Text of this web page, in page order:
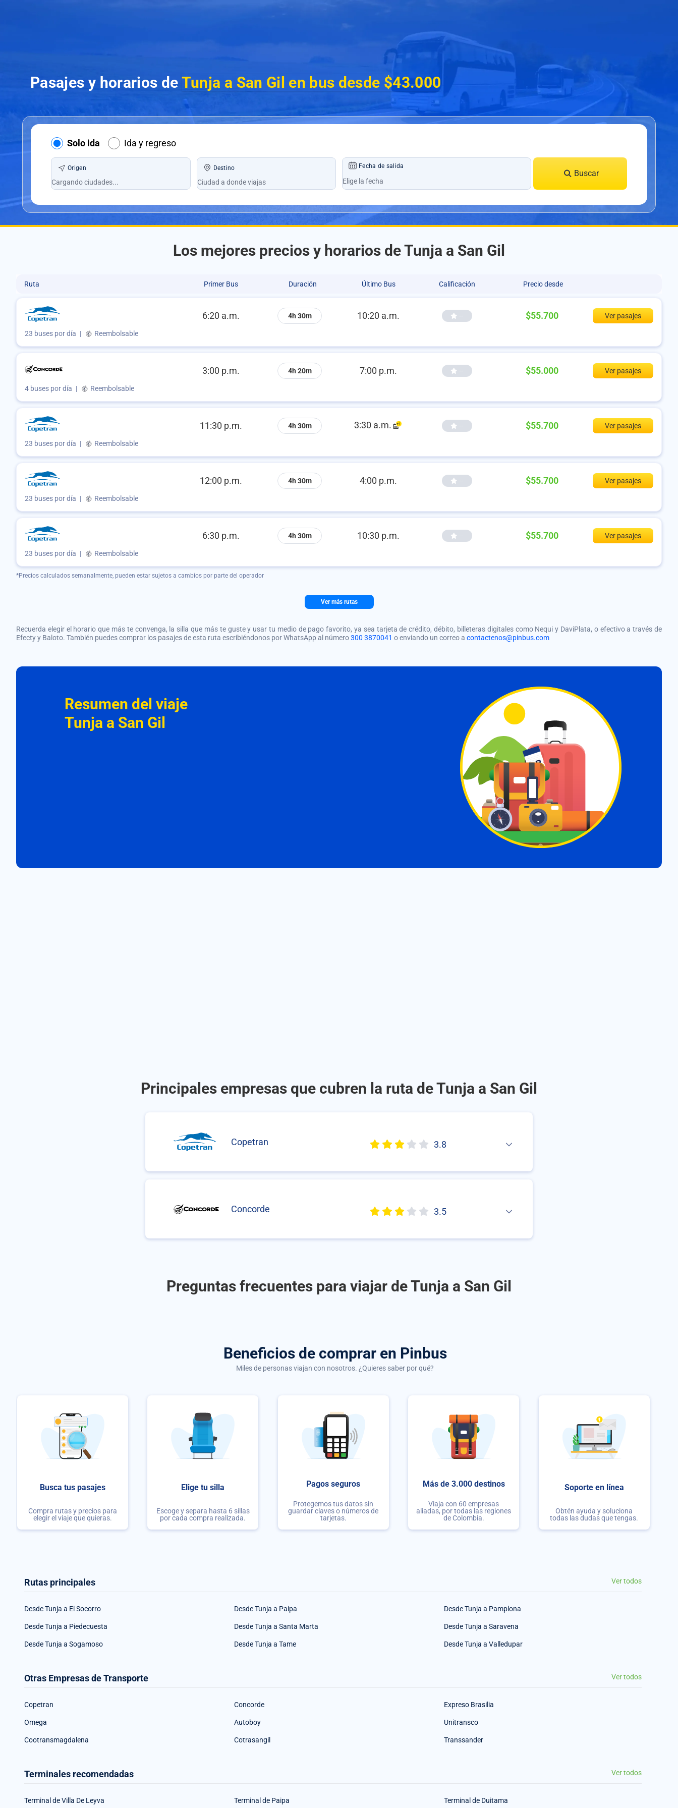
Pasajes y horarios de Tunja a San Gil en bus desde $43.000
Solo ida Ida y regreso
Origen Destino Fecha de salida
Buscar
Los mejores precios y horarios de Tunja a San Gil
Ruta Primer Bus Duración Último Bus Calificación Precio desde
6:20 a.m. 4h 30m 10:20 a.m. -- $55.700 Ver pasajes
23 buses por día | Reembolsable
3:00 p.m. 4h 20m 7:00 p.m. -- $55.000 Ver pasajes
4 buses por día | Reembolsable
11:30 p.m. 4h 30m 3:30 a.m. -- $55.700 Ver pasajes
23 buses por día | Reembolsable
12:00 p.m. 4h 30m 4:00 p.m. -- $55.700 Ver pasajes
23 buses por día | Reembolsable
6:30 p.m. 4h 30m 10:30 p.m. -- $55.700 Ver pasajes
23 buses por día | Reembolsable
*Precios calculados semanalmente, pueden estar sujetos a cambios por parte del operador
Ver más rutas
Recuerda elegir el horario que más te convenga, la silla que más te guste y usar tu medio de pago favorito, ya sea tarjeta de crédito, débito, billeteras digitales como Nequi y DaviPlata, o efectivo a través de
Efecty y Baloto. También puedes comprar los pasajes de esta ruta escribiéndonos por WhatsApp al número300 3870041 o enviando un correo a contactenos@pinbus.com
Resumen del viaje
Tunja a San Gil
Principales empresas que cubren la ruta de Tunja a San Gil
Copetran 3.8
Concorde 3.5
Preguntas frecuentes para viajar de Tunja a San Gil
Beneficios de comprar en Pinbus
Miles de personas viajan con nosotros. ¿Quieres saber por qué?
Busca tus pasajes
Compra rutas y precios para
elegir el viaje que quieras.
Elige tu silla
Escoge y separa hasta 6 sillas
por cada compra realizada.
Pagos seguros
Protegemos tus datos sin
guardar claves o números de
tarjetas.
Más de 3.000 destinos
Viaja con 60 empresas
aliadas, por todas las regiones
de Colombia.
Soporte en línea
Obtén ayuda y soluciona
todas las dudas que tengas.
Rutas principales Ver todos
Desde Tunja a El Socorro Desde Tunja a Paipa Desde Tunja a Pamplona
Desde Tunja a Piedecuesta Desde Tunja a Santa Marta Desde Tunja a Saravena
Desde Tunja a Sogamoso Desde Tunja a Tame Desde Tunja a Valledupar
Otras Empresas de Transporte Ver todos
Copetran Concorde Expreso Brasilia
Omega Autoboy Unitransco
Cootransmagdalena Cotrasangil Transsander
Terminales recomendadas Ver todos
Terminal de Villa De Leyva Terminal de Paipa Terminal de Duitama